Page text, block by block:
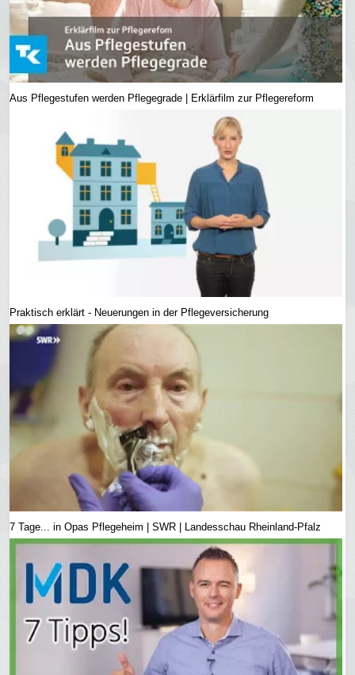
Aus Pflegestufen werden Pflegegrade | Erklärfilm zur Pflegereform
Praktisch erklärt - Neuerungen in der Pflegeversicherung
7 Tage... in Opas Pflegeheim | SWR | Landesschau Rheinland-Pfalz